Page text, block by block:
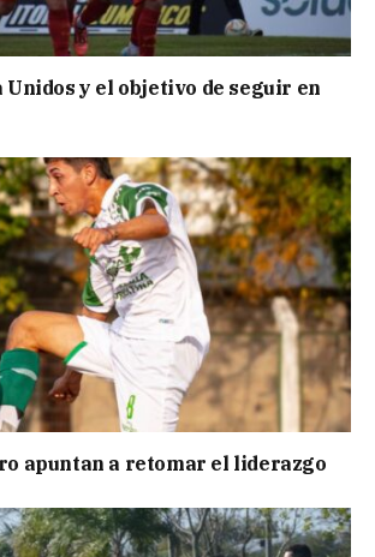
Unidos y el objetivo de seguir en
apuntan a retomar el liderazgo